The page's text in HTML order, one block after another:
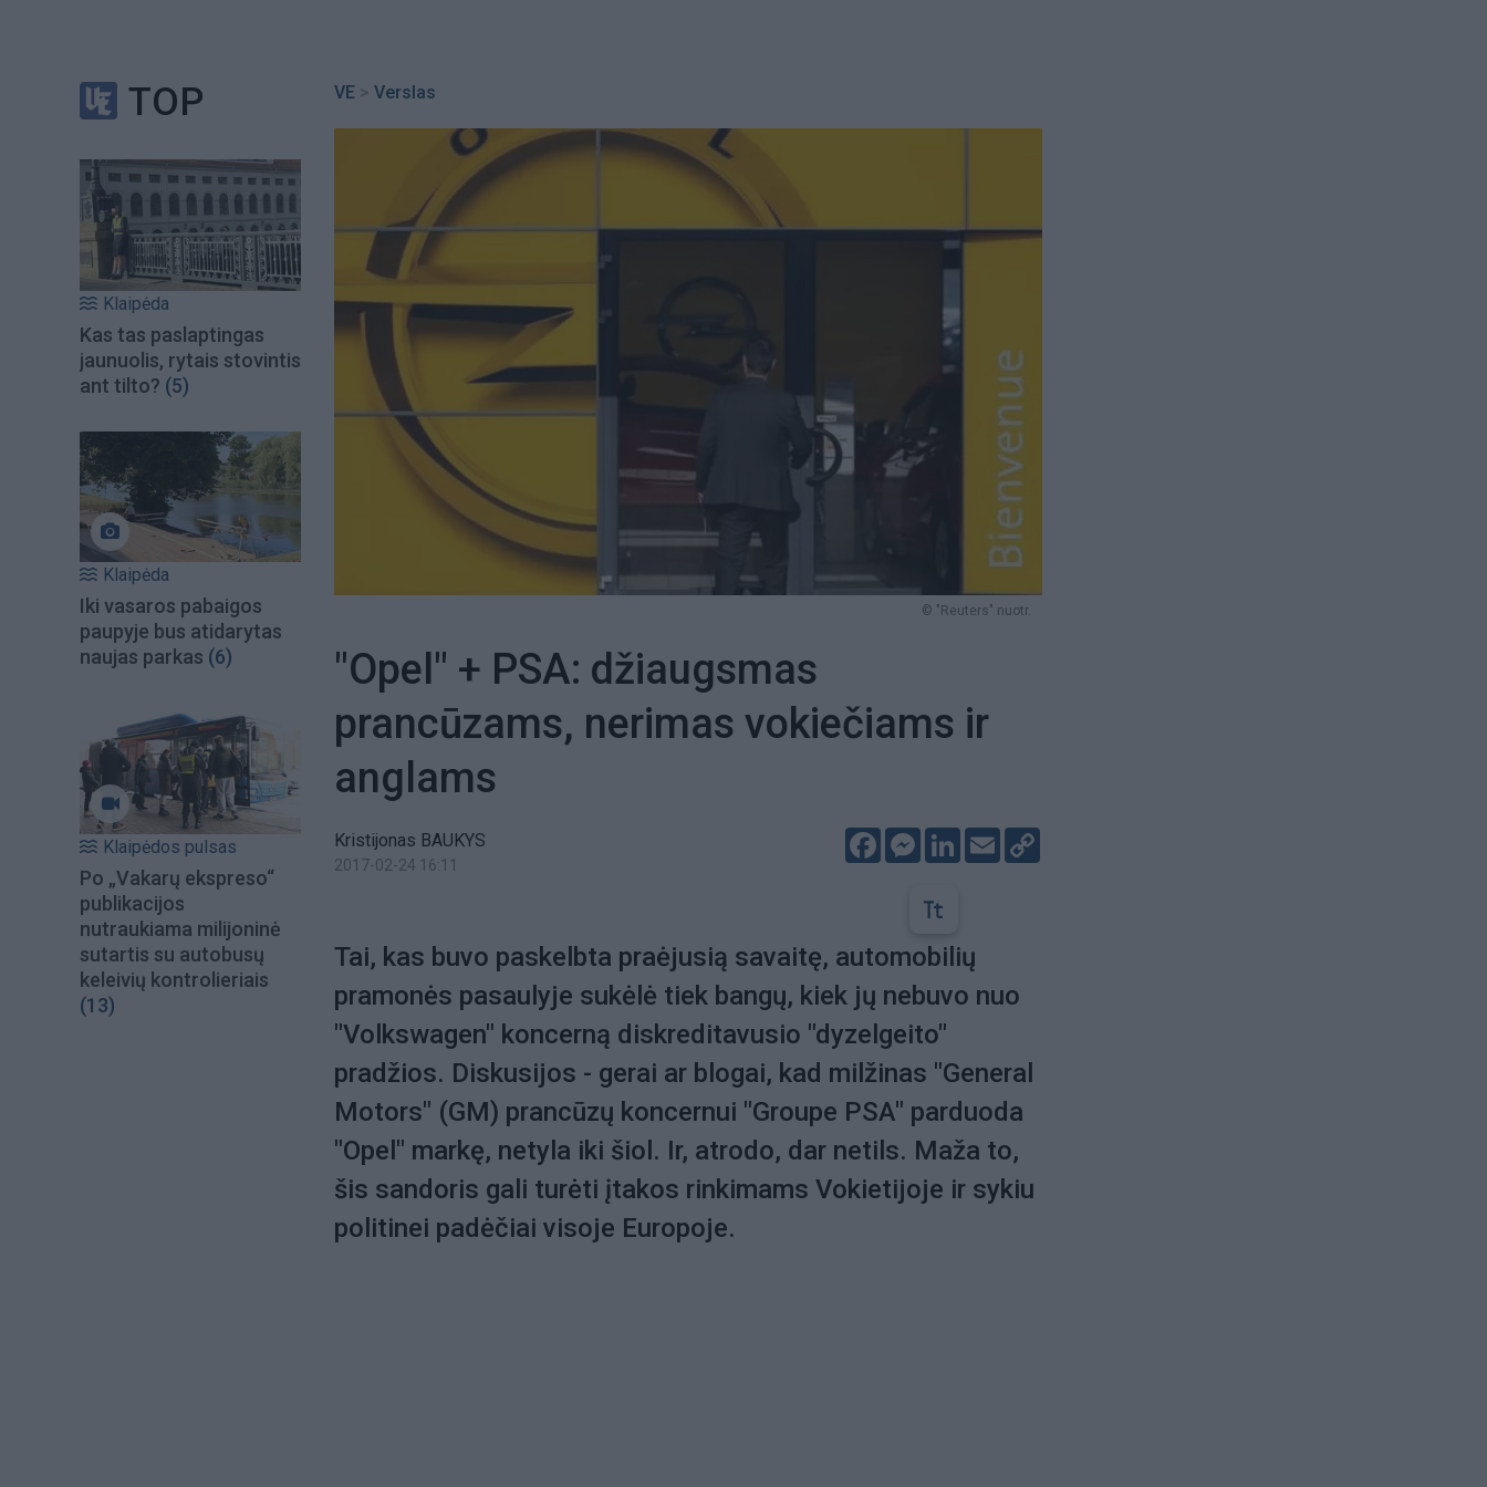
TOP
Klaipėda
Kas tas paslaptingas
jaunuolis, rytais stovintis
ant tilto? (5)
Klaipėda
Iki vasaros pabaigos
paupyje bus atidarytas
naujas parkas (6)
Klaipėdos pulsas
Po „Vakarų ekspreso“
publikacijos
nutraukiama milijoninė
sutartis su autobusų
keleivių kontrolieriais
(13)
VE > Verslas
© "Reuters" nuotr.
"Opel" + PSA: džiaugsmas
prancūzams, nerimas vokiečiams ir
anglams
Kristijonas BAUKYS
2017-02-24 16:11
FacebookMessenger
LinkedIn
Email
Tai, kas buvo paskelbta praėjusią savaitę, automobilių
pramonės pasaulyje sukėlė tiek bangų, kiek jų nebuvo nuo
"Volkswagen" koncerną diskreditavusio "dyzelgeito"
pradžios. Diskusijos - gerai ar blogai, kad milžinas "General
Motors" (GM) prancūzų koncernui "Groupe PSA" parduoda
"Opel" markę, netyla iki šiol. Ir, atrodo, dar netils. Maža to,
šis sandoris gali turėti įtakos rinkimams Vokietijoje ir sykiu
politinei padėčiai visoje Europoje.